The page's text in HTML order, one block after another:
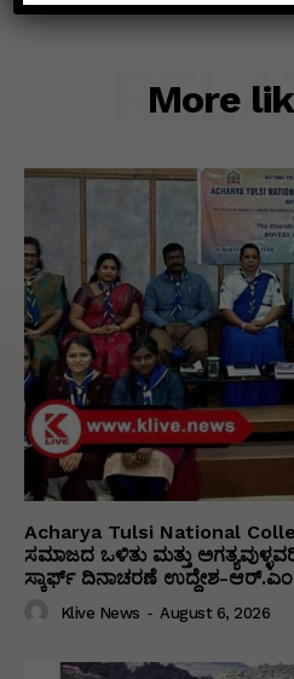
More
Acharya Tulsi National
ಸಮಾಜದ ಒಳಿತು ಮತ್ತು
ಸ್ಕಾರ್ಫ್ ದಿನಾಚರಣೆ ಉದ್ದೇಶ-
Klive News - August 6, 2026